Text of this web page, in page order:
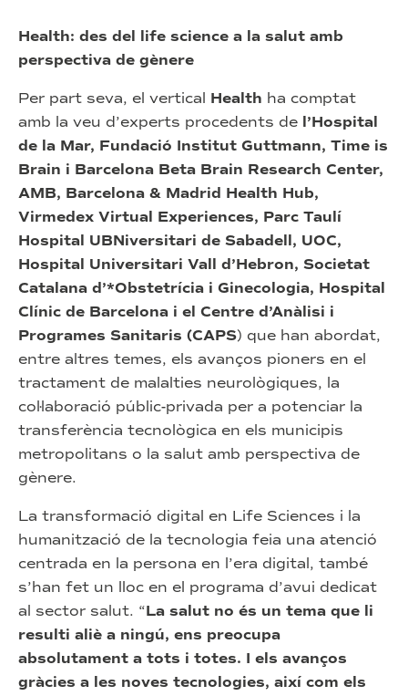
Health: des del life science a la salut amb
perspectiva de gènere
Per part seva, el vertical Health ha comptat
amb la veu d’experts procedents de l’Hospital
de la Mar, Fundació Institut Guttmann, Time is
Brain i Barcelona Beta Brain Research Center,
AMB, Barcelona & Madrid Health Hub,
Virmedex Virtual Experiences, Parc Taulí
Hospital UBNiversitari de Sabadell, UOC,
Hospital Universitari Vall d’Hebron, Societat
Catalana d’*Obstetrícia i Ginecologia, Hospital
Clínic de Barcelona i el Centre d’Anàlisi i
Programes Sanitaris (CAPS) que han abordat,
entre altres temes, els avanços pioners en el
tractament de malalties neurològiques, la
col·laboració públic-privada per a potenciar la
transferència tecnològica en els municipis
metropolitans o la salut amb perspectiva de
gènere.
La transformació digital en Life Sciences i la
humanització de la tecnologia feia una atenció
centrada en la persona en l’era digital, també
s’han fet un lloc en el programa d’avui dedicat
al sector salut. “La salut no és un tema que li
resulti aliè a ningú, ens preocupa
absolutament a tots i totes. I els avanços
gràcies a les noves tecnologies, així com els